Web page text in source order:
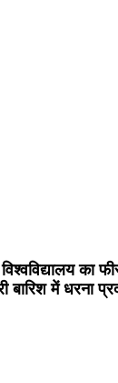
का
बारिश में धरना